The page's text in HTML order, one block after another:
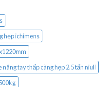
hẹp ichimens
nâng tay thấp càng hẹp 2.5 tấn niuli